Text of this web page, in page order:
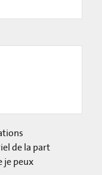
de la part
je peux